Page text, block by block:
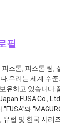
필
스톤, 피스톤 링,
.우리는 세계 수
유하고 있습니다
FUSA Co.,
와
럽 및 한국 시리